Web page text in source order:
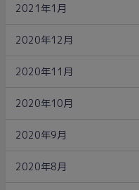
2021年1月
2020年12月
2020年11月
2020年10月
2020年9月
2020年8月